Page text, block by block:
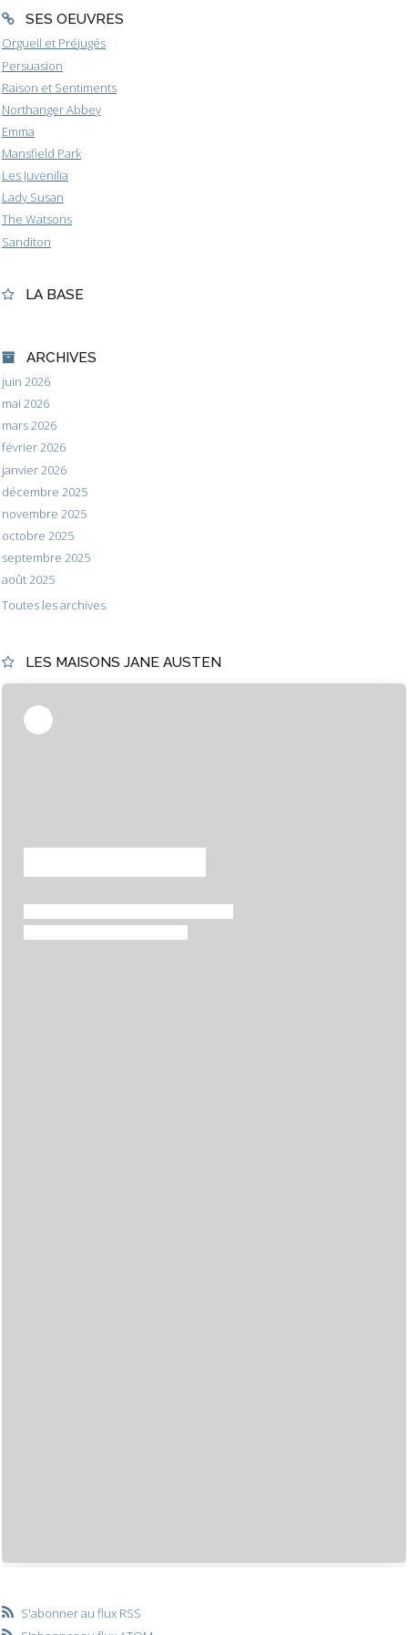
SES OEUVRES
Orgueil et Préjugés
Persuasion
Raison et Sentiments
Northanger Abbey
Emma
Mansfield Park
Les Juvenilia
Lady Susan
The Watsons
Sanditon
LA BASE
ARCHIVES
juin 2026
mai 2026
mars 2026
février 2026
janvier 2026
décembre 2025
novembre 2025
octobre 2025
septembre 2025
août 2025
Toutes les archives
LES MAISONS JANE AUSTEN
S'abonner au flux RSS